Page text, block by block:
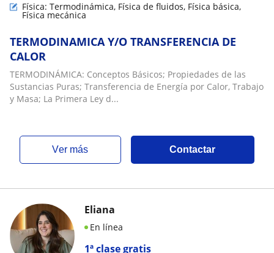
Física: Termodinámica, Física de fluidos, Física básica,
Física mecánica
TERMODINAMICA Y/O TRANSFERENCIA DE
CALOR
TERMODINÁMICA: Conceptos Básicos; Propiedades de las
Sustancias Puras; Transferencia de Energía por Calor, Trabajo
y Masa; La Primera Ley d...
ver más Contactar
1ª clase gratis
Eliana
En línea